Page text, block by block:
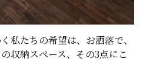
私たちの希望は、お洒落で、
収納スペース、その3点にこ